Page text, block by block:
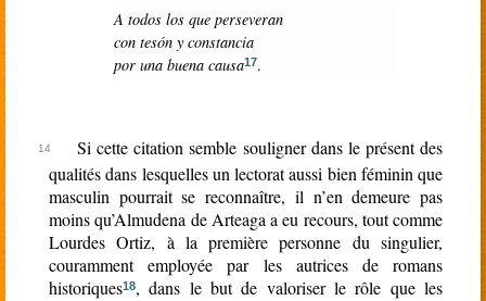
A todos los que perseveran
con tesón y constancia
por una buena causa17.
Si cette citation semble souligner dans le présent des
qualités dans lesquelles un lectorat aussi bien féminin que
masculin pourrait se reconnaître, il n’en demeure pas
moins qu’Almudena de Arteaga a eu recours, tout comme
Lourdes Ortiz, à la première personne du singulier,
couramment employée par les autrices de romans
historiques18, dans le but de valoriser le rôle que les